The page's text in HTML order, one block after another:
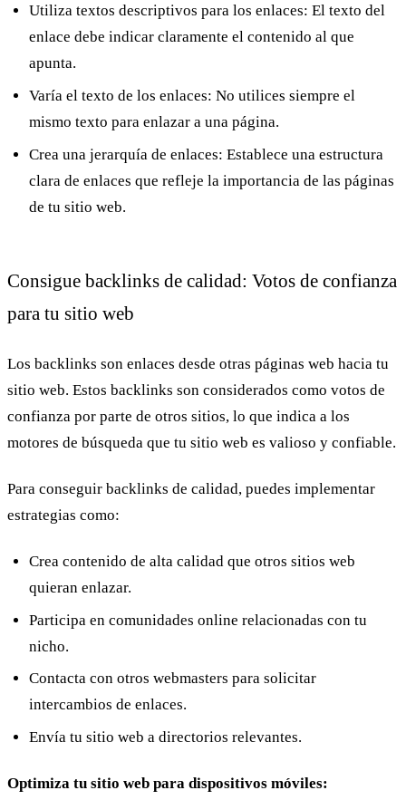
Utiliza textos descriptivos para los enlaces: El texto del
enlace debe indicar claramente el contenido al que
apunta.
Varía el texto de los enlaces: No utilices siempre el
mismo texto para enlazar a una página.
Crea una jerarquía de enlaces: Establece una estructura
clara de enlaces que refleje la importancia de las páginas
de tu sitio web.
Consigue backlinks de calidad: Votos de confianza
para tu sitio web
Los backlinks son enlaces desde otras páginas web hacia tu
sitio web. Estos backlinks son considerados como votos de
confianza por parte de otros sitios, lo que indica a los
motores de búsqueda que tu sitio web es valioso y confiable.
Para conseguir backlinks de calidad, puedes implementar
estrategias como:
Crea contenido de alta calidad que otros sitios web
quieran enlazar.
Participa en comunidades online relacionadas con tu
nicho.
Contacta con otros webmasters para solicitar
intercambios de enlaces.
Envía tu sitio web a directorios relevantes.
Optimiza tu sitio web para dispositivos móviles: